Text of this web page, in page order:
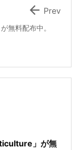
無料配布中。
 Prev
」が無